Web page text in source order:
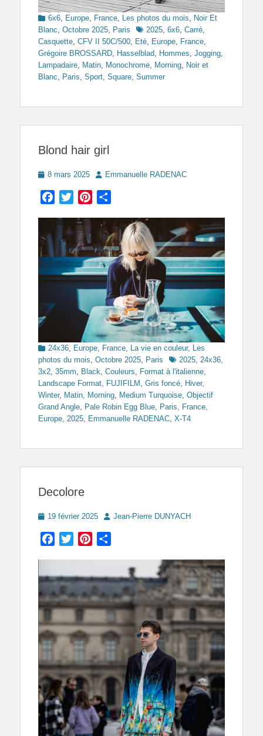
Categories
6x6, Europe, France, Les photos du mois, Noir Et
Blanc, Octobre 2025, Paris Tags2025, 6x6, Carré,
Casquette, CFV II 50C/500, Eté, Europe, France,
Grégoire BROSSARD, Hasselblad, Hommes, Jogging,
Lampadaire, Matin, Monochrome, Morning, Noir et
Blanc, Paris, Sport, Square, Summer
Blond hair girl
Posted
8 mars 2025 AuthorEmmanuelle RADENAC
Facebook
TwitterPinterest
Categories
24x36, Europe, France, La vie en couleur, Les
photos du mois, Octobre 2025, Paris Tags2025, 24x36,
3x2, 35mm, Black, Couleurs, Format à l'italienne,
Landscape Format, FUJIFILM , Gris foncé, Hiver,
Winter, Matin, Morning, Medium Turquoise, Objectif
Grand Angle, Pale Robin Egg Blue, Paris, France,
Europe, 2025, Emmanuelle RADENAC, X-T4
Decolore
Posted
19 février 2025 Author
Jean-Pierre DUNYACH
Facebook
TwitterPinterest